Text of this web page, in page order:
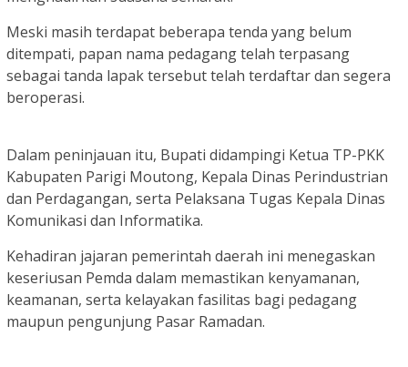
Meski masih terdapat beberapa tenda yang belum
ditempati, papan nama pedagang telah terpasang
sebagai tanda lapak tersebut telah terdaftar dan segera
beroperasi.
Dalam peninjauan itu, Bupati didampingi Ketua TP-PKK
Kabupaten Parigi Moutong, Kepala Dinas Perindustrian
dan Perdagangan, serta Pelaksana Tugas Kepala Dinas
Komunikasi dan Informatika.
Kehadiran jajaran pemerintah daerah ini menegaskan
keseriusan Pemda dalam memastikan kenyamanan,
keamanan, serta kelayakan fasilitas bagi pedagang
maupun pengunjung Pasar Ramadan.